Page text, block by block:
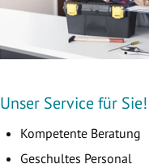
Unser Service für Sie!
Kompetente Beratung
Geschultes Personal